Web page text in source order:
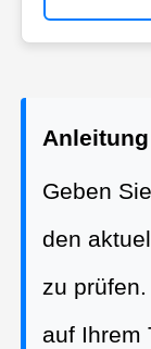
Geben
den
zu
auf Ihrem